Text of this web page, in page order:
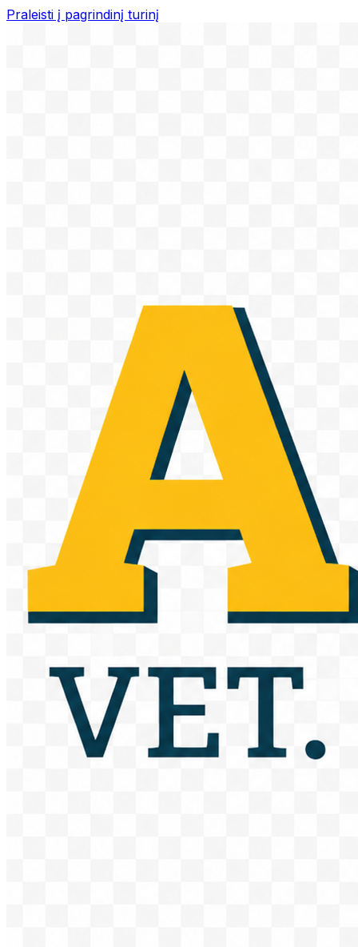
Praleisti į pagrindinį turinį